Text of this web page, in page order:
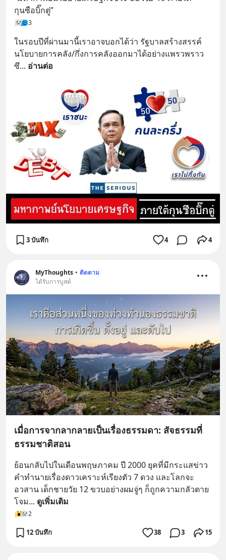
กุนซือบิ๊กตู่”
3
ในรอบปีที่ผ่านมานี้เราอาจบอกได้ว่า รัฐบาลสร้างสรรค์
นโยบายการคลัง/กึ่งการคลังออกมาได้อย่างแพรวพราว
ซึ... อ่านต่อ
3 บันทึก 4 4
MyThoughts • ติดตาม
ได้รับการบูสต์
เมื่อการจากลากลายเป็นเรื่องธรรมดา: สัจธรรมที่
ธรรมชาติสอน
ย้อนกลับไปในเดือนพฤษภาคม ปี 2000 ยุคที่มีกระแสข่าว
คำทำนายเรื่องดาวเคราะห์เรียงตัว 7 ดวง และโลกจะ
อวสาน เด็กชายวัย 12 ขวบอย่างผมจู่ๆ ก็ถูกความกลัวตาย
โจม... ดูเพิ่มเติม
2
12 บันทึก 38 3 15